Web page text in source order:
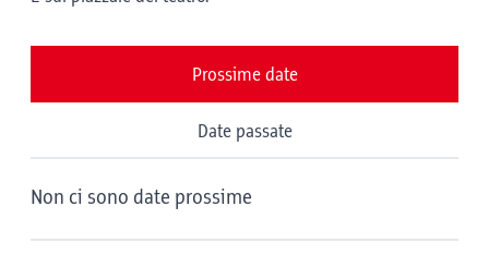
Prossime date
Date passate
Non ci sono date prossime